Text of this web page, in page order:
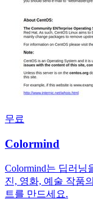
무료
Colormind
Colormind는 딥러닝
진, 영화, 예술 작품
트를 만드세요.